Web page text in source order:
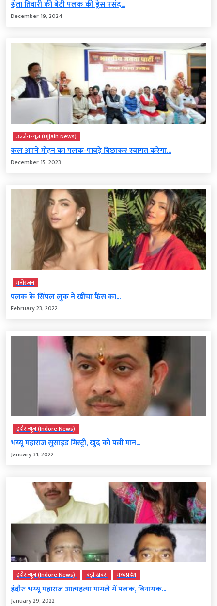
श्वेता तिवारी की बेटी पलक की ड्रेस पसंद...
December 19, 2024
उज्‍जैन न्यूज़ (Ujjain News)
कल अपने मोहन का पलक-पावड़े बिछाकर स्वागत करेगा...
December 15, 2023
मनोरंजन
पलक के सिंपल लुक ने खींचा फैंस का...
February 23, 2022
इंदौर न्यूज़ (Indore News)
भय्यू महाराज सुसाइड मिस्ट्री, खुद को पत्नी मान...
January 31, 2022
इंदौर न्यूज़ (Indore News) बड़ी खबर मध्‍यप्रदेश
इंदौरः भय्यू महाराज आत्महत्या मामले में पलक, विनायक...
January 29, 2022